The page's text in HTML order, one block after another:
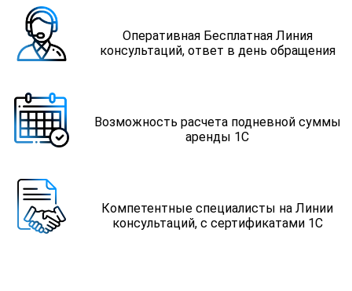
Оперативная Бесплатная Линия
консультаций, ответ в день обращения
Возможность расчета подневной суммы
аренды 1С
Компетентные специалисты на Линии
консультаций, с сертификатами 1С